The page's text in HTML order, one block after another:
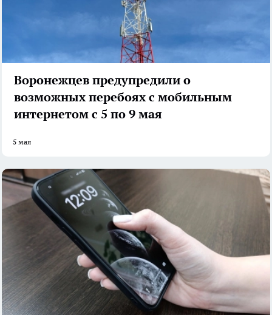
Воронежцев предупредили о
возможных перебоях с мобильным
интернетом с 5 по 9 мая
5 мая